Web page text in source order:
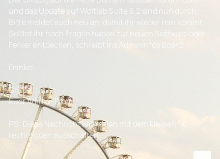
und das Update auf Woltlab Suite 6.2 sind nun durch.
Bitte meldet euch neu an, damit ihr wieder rein kommt.
Solltet ihr noch Fragen haben zur neuen Software oder
Fehler entdecken, schreibt ins Admininfos Board.
Danke!
Grüße
Euer Admin-Team
PS: Diese Nachricht kann man mit dem kleinen "x"
rechts oben ausschalten!